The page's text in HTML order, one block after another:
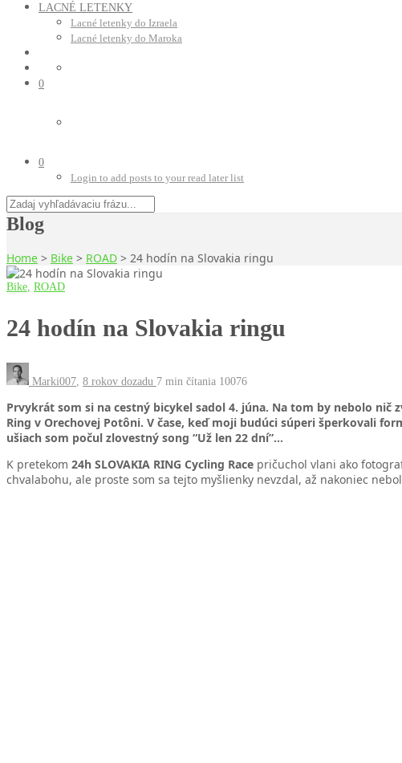
LACNÉ LETENKY
Lacné letenky do Izraela
Lacné letenky do Maroka
0
0
Login to add posts to your read later list
Blog
Home > Bike > ROAD > 24 hodín na Slovakia ringu
Bike, ROAD
24 hodín na Slovakia ringu
Marki007, 8 rokov dozadu 7 min čítania 10076
Prvykrát som si na cestný bicykel sadol 4. júna. Na tom by nebolo
Ring v Orechovej Potôni. V čase, keď moji budúci súperi šperkovali
ušiach som počul zlovestný song “Už len 22 dní”…
K pretekom 24h SLOVAKIA RING Cycling Race pričuchol vlani ako
chvalabohu, ale proste som sa tejto myšlienky nevzdal, až nakoniec